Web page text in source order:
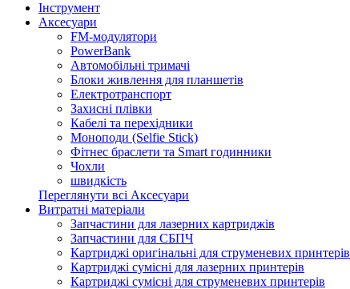
Інструмент
Аксесуари
FM-модулятори
PowerBank
Автомобільні тримачі
Блоки живлення для планшетів
Електротранспорт
Захисні плівки
Кабелі та перехідники
Моноподи (Selfie Stick)
Фітнес браслети та Smart годинники
Чохли
швидкість
Переглянути всі Аксесуари
Витратні матеріали
Запчастини для лазерних картриджів
Запчастини для СБПЧ
Картриджі оригінальні для струменевих принтерів
Картриджі сумісні для лазерних принтерів
Картриджі сумісні для струменевих принтерів